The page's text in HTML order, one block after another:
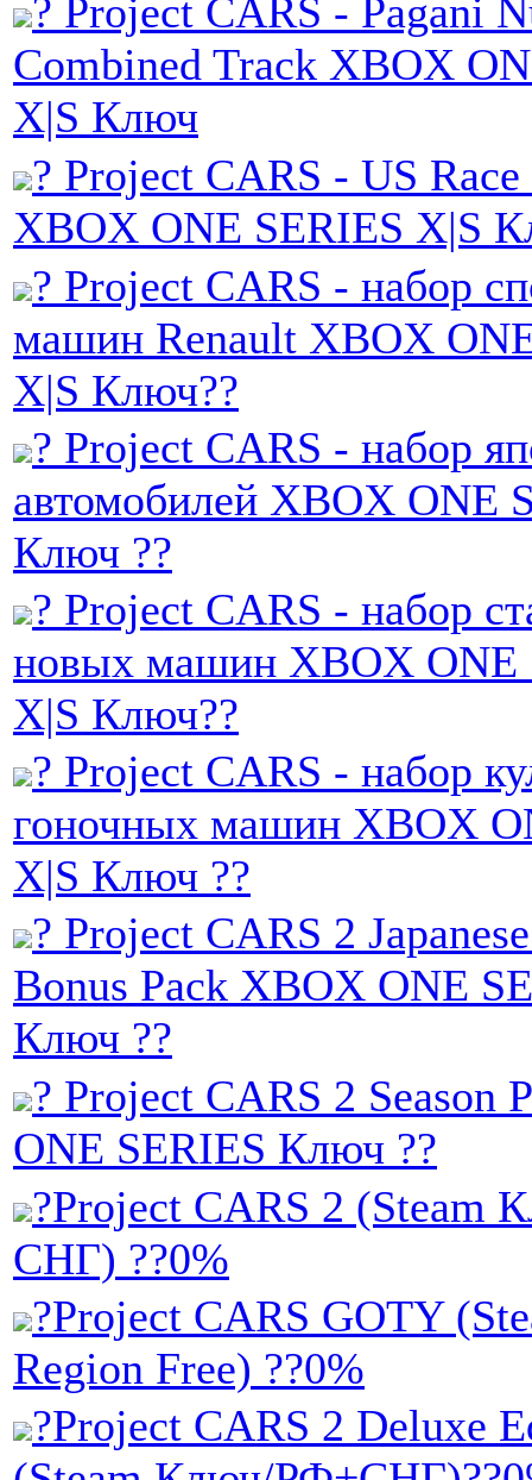
? Project CARS - Pagani
Combined Track XBOX
X|S Ключ
? Project CARS - US
XBOX ONE SERIES X|S
? Project CARS - набор
машин Renault XBOX
X|S Ключ??
? Project CARS - набор
автомобилей XBOX ONE
Ключ ??
? Project CARS - набор
новых машин XBOX ONE
X|S Ключ??
? Project CARS - набор
гоночных машин XBOX
X|S Ключ ??
? Project CARS 2
Bonus Pack XBOX ONE
Ключ ??
? Project CARS 2 Season
ONE SERIES Ключ ??
?Project CARS 2 (Steam
СНГ) ??0%
?Project CARS GOTY
Region Free) ??0%
?Project CARS 2 Deluxe